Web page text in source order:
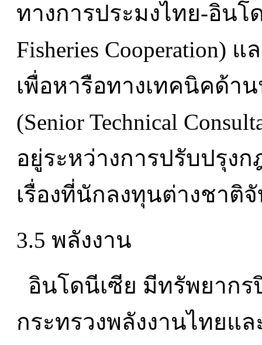
ทางการประมงไทย-อินโด
Fisheries Cooperation)
เพื่อหารือทางเทคนิคด้า
(Senior Technical
อยู่ระหว่างการปรับปรุง
เรื่องที่นักลงทุนต่างชาติ
3.5 พลังงาน
อินโดนีเซีย มีทรัพยาก
กระทรวงพลังงานไทยแ